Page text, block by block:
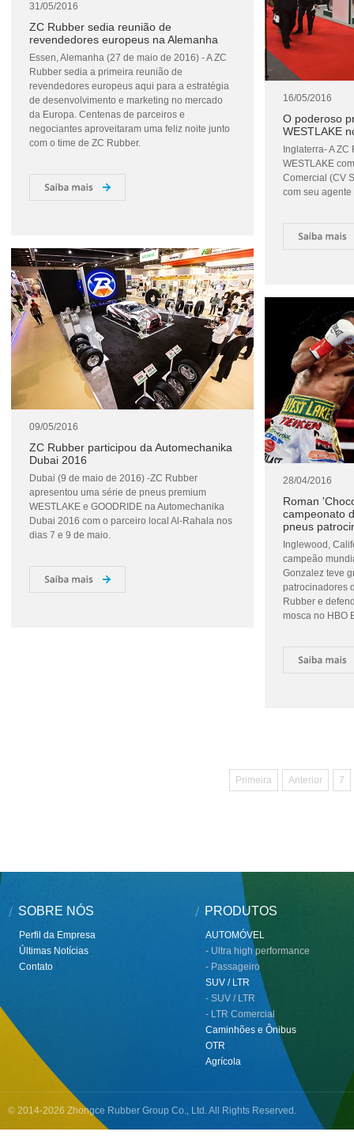
31/05/2016
ZC Rubber sedia reunião de
revendedores europeus na Alemanha
Essen, Alemanha (27 de maio de 2016) - A ZC
Rubber sedia a primeira reunião de
revendedores europeus aqui para a estratégia
de desenvolvimento e marketing no mercado
da Europa. Centenas de parceiros e
negociantes aproveitaram uma feliz noite junto
com o time de ZC Rubber.
16/05/2016
O poderoso
WESTLAKE
Inglaterra- A
WESTLAKE
Comercial (CV
com seu
09/05/2016
ZC Rubber participou da Automechanika
Dubai 2016
Dubai (9 de maio de 2016) -ZC Rubber
apresentou uma série de pneus premium
WESTLAKE e GOODRIDE na Automechanika
Dubai 2016 com o parceiro local Al-Rahala nos
dias 7 e 9 de maio.
28/04/2016
Roman
campeonato
pneus
​Inglewood,
campeão
Gonzalez teve
patrocinadores
Rubber e
mosca no HBO
Primeira Anterior 7
SOBRE NÓS
Perfil da Empresa
Últimas Notícias
Contato
PRODUTOS
AUTOMÓVEL
- Ultra high performance
- Passageiro
SUV / LTR
- SUV / LTR
- LTR Comercial
Caminhões e Ônibus
OTR
Agrícola
© 2014-2026 Zhongce Rubber Group Co., Ltd. All Rights Reserved.